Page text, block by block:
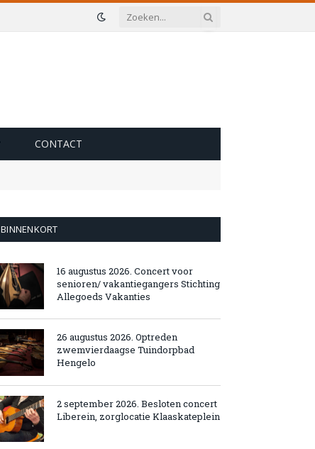
CONTACT
BINNENKORT
16 augustus 2026. Concert voor
senioren/ vakantiegangers Stichting
Allegoeds Vakanties
26 augustus 2026. Optreden
zwemvierdaagse Tuindorpbad
Hengelo
2 september 2026. Besloten concert
Liberein, zorglocatie Klaaskateplein